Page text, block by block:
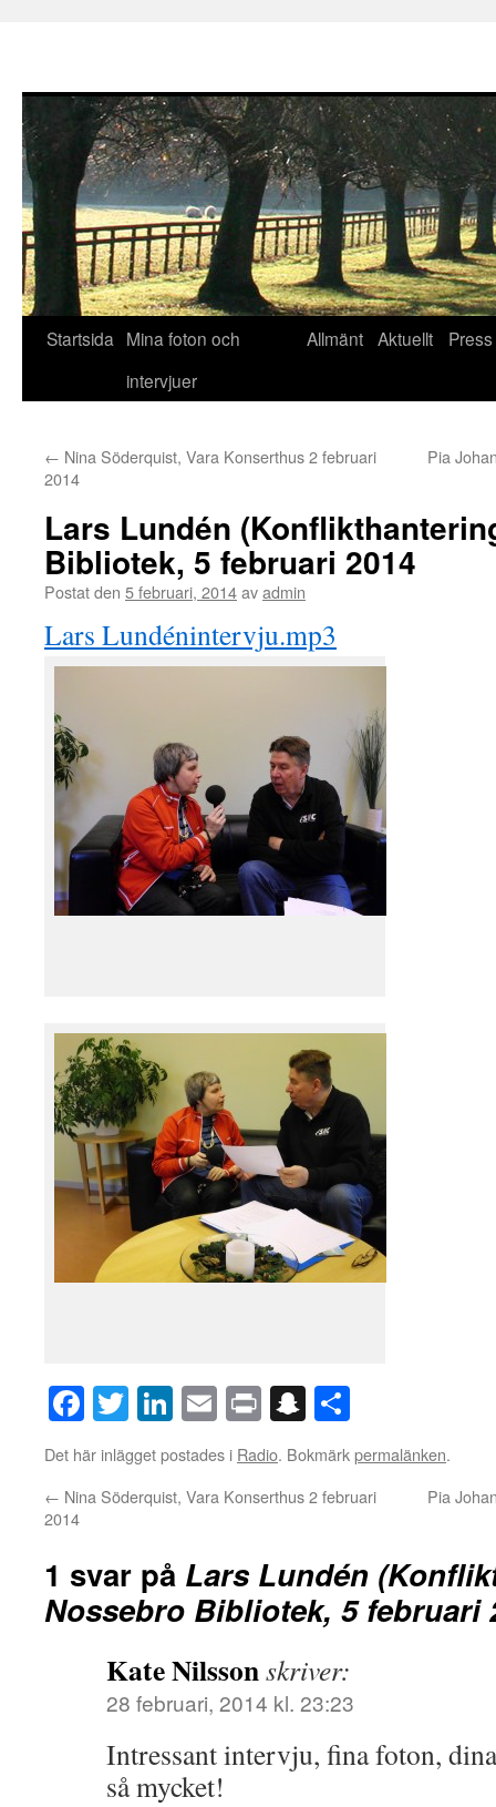
Hoppa
Startsida Mina foton och
intervjuer
Allmänt Aktuellt Press
← Nina Söderquist, Vara Konserthus 2 februari
2014
Pia
Lars Lundén
Bibliotek, 5 februari 2014
Postat den 5 februari, 2014avadmin
Lars Lundénintervju.mp3
Facebook
TwitterLinkedIn
EmailPrintSnapchat
Det här inlägget postades i Radio. Bokmärkpermalänken.
← Nina Söderquist, Vara Konserthus 2 februari
2014
Pia
1 svar på Lars Lundén
Nossebro Bibliotek, 5 februari
Kate Nilssonskriver:
28 februari, 2014 kl. 23:23
Intressant intervju, fina foton,
så mycket!